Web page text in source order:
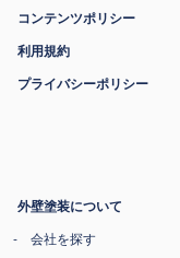
コンテンツポリシー
利用規約
プライバシーポリシー
外壁塗装について
会社を探す